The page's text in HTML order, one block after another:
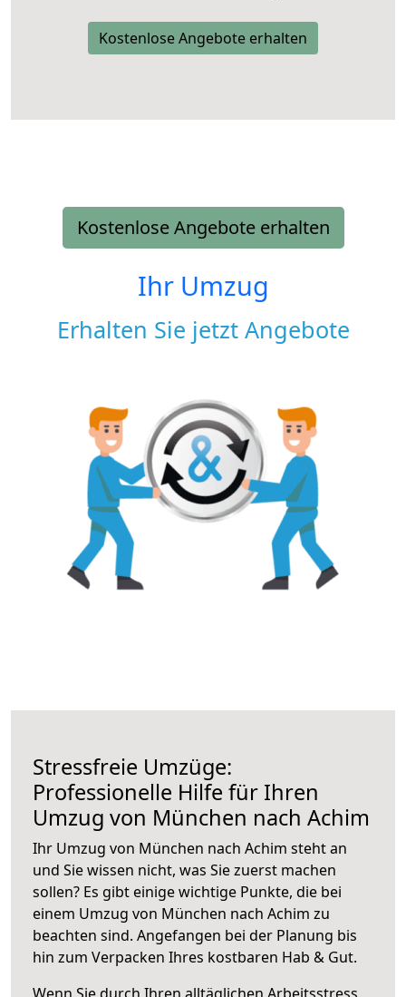
Kostenlose Angebote erhalten
Kostenlose Angebote erhalten
Ihr Umzug
Erhalten Sie jetzt Angebote
Stressfreie Umzüge:
Professionelle Hilfe für Ihren
Umzug von München nach Achim
Ihr Umzug von München nach Achim steht an
und Sie wissen nicht, was Sie zuerst machen
sollen? Es gibt einige wichtige Punkte, die bei
einem Umzug von München nach Achim zu
beachten sind. Angefangen bei der Planung bis
hin zum Verpacken Ihres kostbaren Hab & Gut.